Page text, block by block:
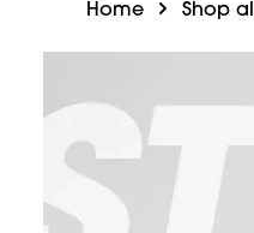
Home Shop